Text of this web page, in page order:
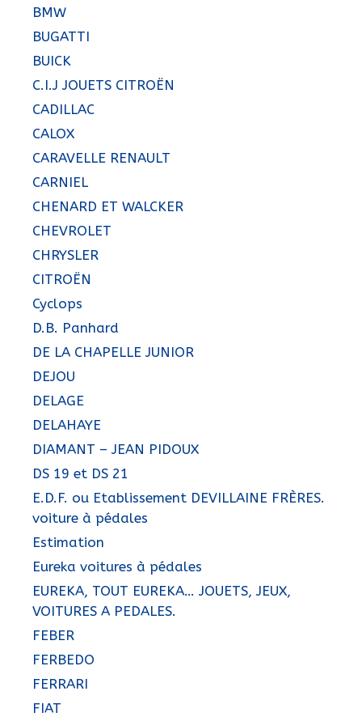
BMW
BUGATTI
BUICK
C.I.J JOUETS CITROËN
CADILLAC
CALOX
CARAVELLE RENAULT
CARNIEL
CHENARD ET WALCKER
CHEVROLET
CHRYSLER
CITROËN
Cyclops
D.B. Panhard
DE LA CHAPELLE JUNIOR
DEJOU
DELAGE
DELAHAYE
DIAMANT – JEAN PIDOUX
DS 19 et DS 21
E.D.F. ou Etablissement DEVILLAINE FRÈRES.
voiture à pédales
Estimation
Eureka voitures à pédales
EUREKA, TOUT EUREKA… JOUETS, JEUX,
VOITURES A PEDALES.
FEBER
FERBEDO
FERRARI
FIAT